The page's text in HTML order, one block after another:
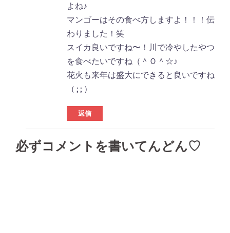
よね♪
マンゴーはその食べ方しますよ！！！伝
わりました！笑
スイカ良いですね〜！川で冷やしたやつ
を食べたいですね（＾Ｏ＾☆♪
花火も来年は盛大にできると良いですね
（ ; ; ）
返信
必ずコメントを書いてんどん♡